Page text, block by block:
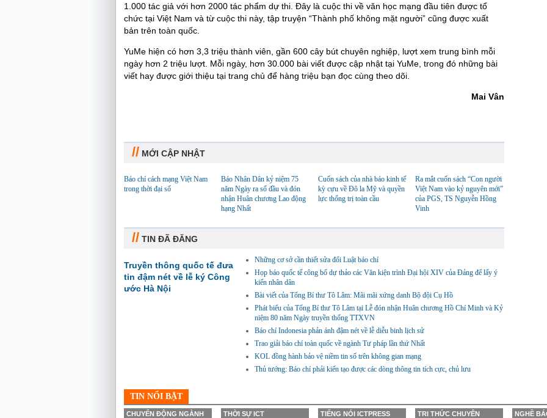
1.000 tác giả với hơn 2000 tác phẩm dự thi. Đây là cuộc thi về văn học mạng đầu tiên được tổ
chức tại Việt Nam và từ cuộc thi này, tập truyện “Thành phố không mặt người” cũng được xuất
bản trên toàn quốc.
YuMe hiện có hơn 3,3 triệu thành viên, gần 600 cây bút chuyên nghiệp, lượt xem trung bình mỗi
ngày hơn 2 triệu lượt. Mỗi ngày, hơn 30.000 bài viết được cập nhật tại YuMe, trong đó những bài
viết hay được giới thiệu tại trang chủ để hàng triệu bạn đọc cùng theo dõi.
Mai Vân
// MỚI CẬP NHẬT
Báo chí cách mạng Việt Nam
trong thời đại số
Báo Nhân Dân kỷ niệm 75
năm Ngày ra số đầu và đón
nhận Huân chương Lao động
hạng Nhất
Cuốn sách của nhà báo kinh tế
kỳ cựu về Đô la Mỹ và quyền
lực thống trị toàn cầu
Ra mắt cuốn sách “Con người
Việt Nam vào kỷ nguyên mới”
của PGS, TS Nguyễn Hồng
Vinh
// TIN ĐÃ ĐĂNG
Truyền thông quốc tế đưa
tin đậm nét về lễ ký Công
ước Hà Nội
Những cơ sở cần thiết sửa đổi Luật báo chí
Họp báo quốc tế công bố dự thảo các Văn kiện trình Đại hội XIV của Đảng để lấy ý
kiến nhân dân
Bài viết của Tổng Bí thư Tô Lâm: Mãi mãi xứng danh Bộ đội Cụ Hồ
Phát biểu của Tổng Bí thư Tô Lâm tại Lễ đón nhận Huân chương Hồ Chí Minh và Kỷ
niệm 80 năm Ngày truyền thống TTXVN
Báo chí Indonesia phản ánh đậm nét về lễ diễu binh lịch sử
Trao giải báo chí toàn quốc về ngành Tư pháp lần thứ Nhất
KOL đồng hành bảo vệ niềm tin số trên không gian mạng
Thủ tướng: Báo chí phải kiến tạo được các dòng thông tin tích cực, chủ lưu
TIN NỔI BẬT
CHUYỂN ĐỘNG NGÀNH THỜI SỰ ICT TIẾNG NÓI ICTPRESS
TRI THỨC CHUYÊN
NGHỀ